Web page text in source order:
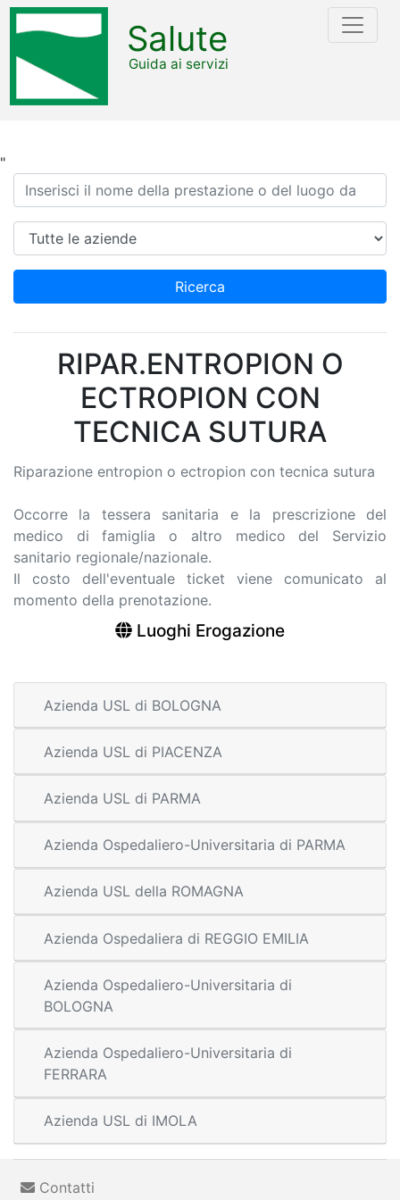
"
Salute
Guida ai servizi
Ricerca
Azienda
Ricerca
RIPAR.ENTROPION O
ECTROPION CON
TECNICA SUTURA
Riparazione entropion o ectropion con tecnica sutura
Occorre la tessera sanitaria e la prescrizione del
medico di famiglia o altro medico del Servizio
sanitario regionale/nazionale.
Il costo dell'eventuale ticket viene comunicato al
momento della prenotazione.
Luoghi Erogazione
Azienda USL di BOLOGNA
Azienda USL di PIACENZA
Azienda USL di PARMA
Azienda Ospedaliero-Universitaria di PARMA
Azienda USL della ROMAGNA
Azienda Ospedaliera di REGGIO EMILIA
Azienda Ospedaliero-Universitaria di
BOLOGNA
Azienda Ospedaliero-Universitaria di
FERRARA
Azienda USL di IMOLA
Contatti